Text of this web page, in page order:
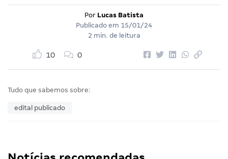
Por Lucas Batista
Publicado em 15/01/24
2 min. de leitura
10 0
Tudo que sabemos sobre:
edital publicado